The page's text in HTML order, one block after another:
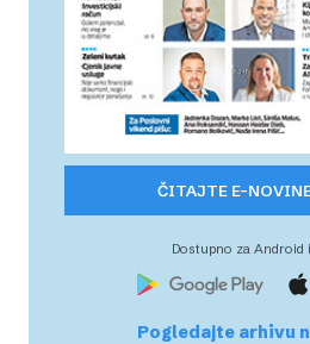
ČITAJTE E-
Dostupno za Android
Pogledajte arhivu